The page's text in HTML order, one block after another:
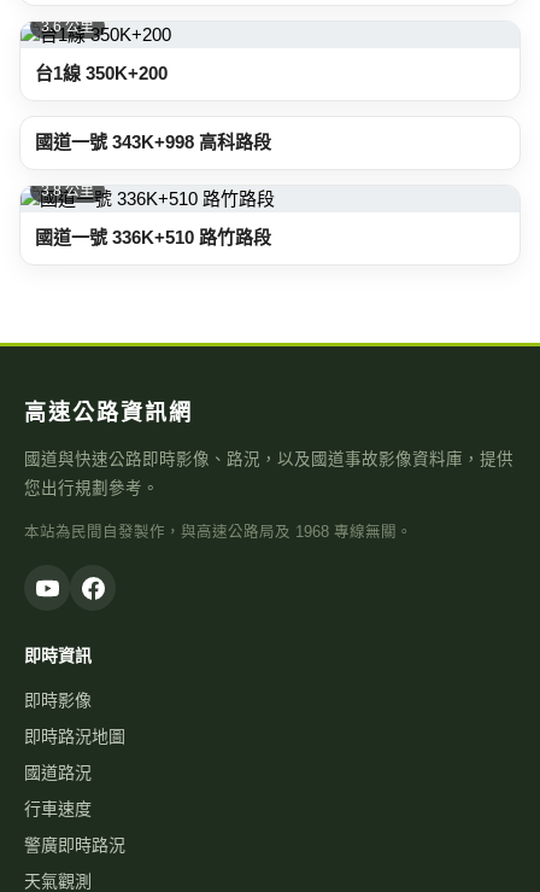
3.8 公里
國道一號 336K+510 路竹路段
高速公路資訊網
國道與快速公路即時影像、路況，以及國道事故影像資料庫，提供
您出行規劃參考。
本站為民間自發製作，與高速公路局及 1968 專線無關。
即時資訊
即時影像
即時路況地圖
國道路況
行車速度
警廣即時路況
天氣觀測